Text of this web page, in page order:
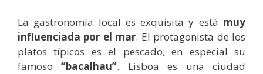
La gastronomía local es exquisita y está muy
influenciada por el mar. El protagonista de los
platos típicos es el pescado, en especial su
famoso“bacalhau”. Lisboa es una ciudad